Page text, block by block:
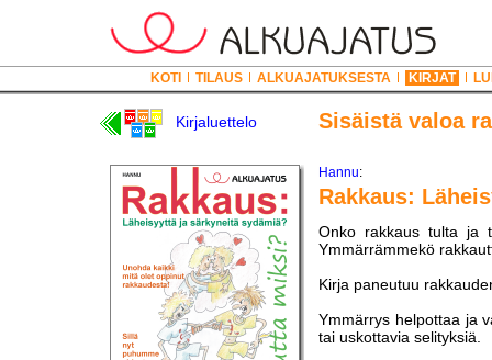
KOTI TILAUS ALKUAJATUKSESTA KIRJAT
Kirjaluettelo Sisäistä valoa
Hannu:
Rakkaus:
Onko rakkaus tulta ja
Ymmärrämmekö
Kirja paneutuu
Ymmärrys helpottaa ja
tai uskottavia selityksiä.